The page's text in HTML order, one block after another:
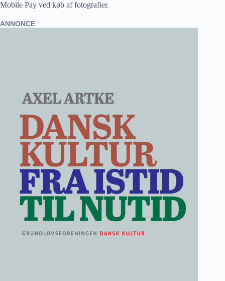
Mobile Pay ved køb af fotografier.
ANNONCE